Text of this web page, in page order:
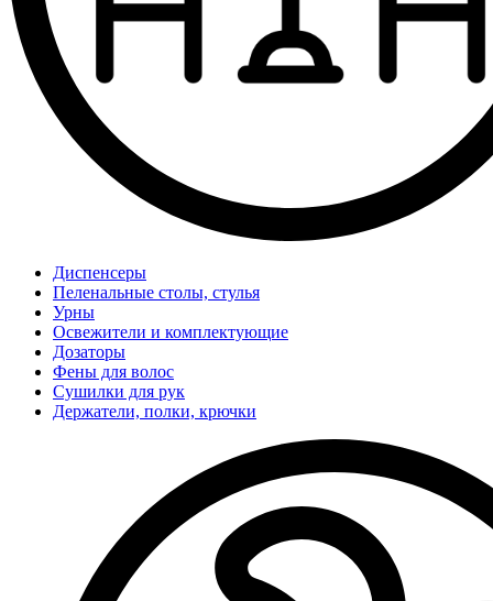
Диспенсеры
Пеленальные столы, стулья
Урны
Освежители и комплектующие
Дозаторы
Фены для волос
Сушилки для рук
Держатели, полки, крючки